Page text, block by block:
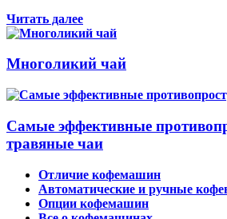
Читать далее
Многоликий чай
Самые эффективные
травяные чаи
Отличие кофемашин
Автоматические и ручные
Опции кофемашин